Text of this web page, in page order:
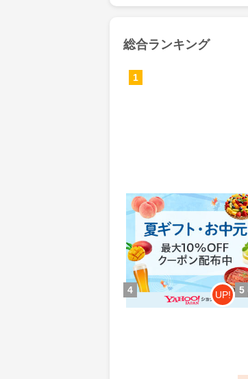
総合ランキング
Yahoo!ショッピング(ヤフ
ョッピング)
1
0.46% 還元
獲得条件：お買い物
4 UP! 5